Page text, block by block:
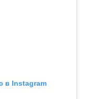
в Instagram